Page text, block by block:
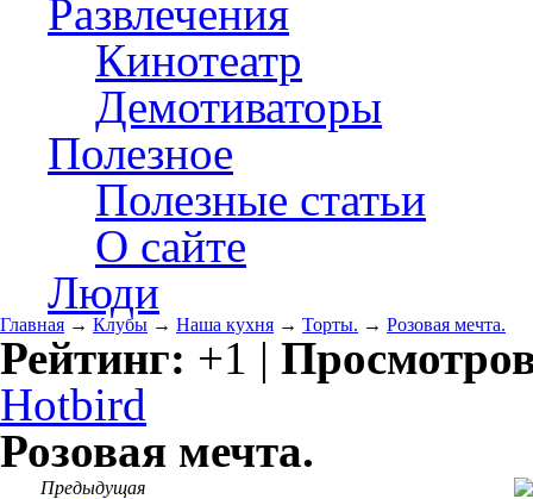
Развлечения
Кинотеатр
Демотиваторы
Полезное
Полезные статьи
О сайте
Люди
Главная → Клубы → Наша кухня → Торты. → Розовая мечта.
Рейтинг: +1 |
Hotbird
Розовая мечта.
Предыдущая